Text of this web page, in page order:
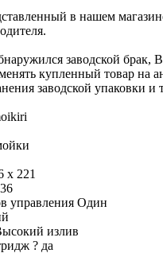
в нашем
заводской брак,
купленный товар на
заводской упаковки и
х 221
управления Один
излив
? да